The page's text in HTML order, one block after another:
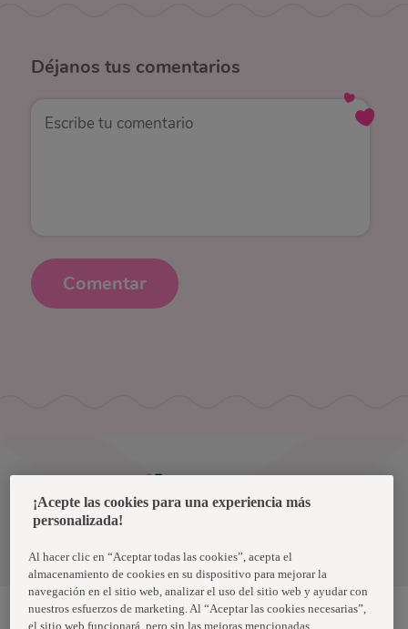
Déjanos tus comentarios
Comentar
Términos y condiciones
¡Acepte las cookies para una experiencia más
personalizada!
Al hacer clic en “Aceptar todas las cookies”, acepta el
almacenamiento de cookies en su dispositivo para mejorar la
navegación en el sitio web, analizar el uso del sitio web y ayudar con
nuestros esfuerzos de marketing. Al “Aceptar las cookies necesarias”,
el sitio web funcionará, pero sin las mejoras mencionadas